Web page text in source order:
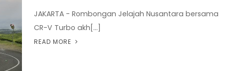
JAKARTA - Rombongan Jelajah Nusantara bersama
CR-V Turbo akh[...]
READ MORE